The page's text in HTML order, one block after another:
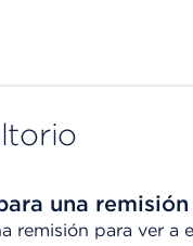
una remisión
remisión para ver a